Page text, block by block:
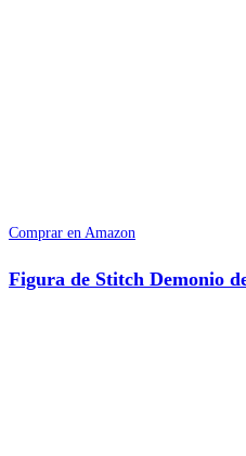
Comprar en Amazon
Figura de Stitch Demonio